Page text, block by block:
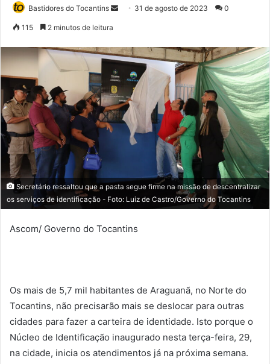
Bastidores do Tocantins
d
u
m
e
-
l
31 de agosto de 2023 0
115 2 minutos de leitura
Secretário ressaltou que a pasta segue firme na missão de descentralizar
os serviços de identificação - Foto: Luiz de Castro/Governo do Tocantins
Ascom/ Governo do Tocantins
Os mais de 5,7 mil habitantes de Araguanã, no Norte do
Tocantins, não precisarão mais se deslocar para outras
cidades para fazer a carteira de identidade. Isto porque o
Núcleo de Identificação inaugurado nesta terça-feira, 29,
na cidade, inicia os atendimentos já na próxima semana.